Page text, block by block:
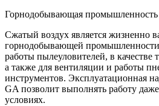
Горнодобывающая промышленность
Сжатый воздух является жизненно
горнодобывающей промышленности:
работы пылеуловителей, в качестве
а также для вентиляции и работы
инструментов. Эксплуатационная
GA позволит выполнять работу
условиях.